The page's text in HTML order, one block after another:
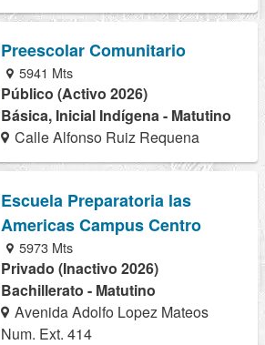
Preescolar Comunitario
5941 Mts
Público (Activo 2026)
Básica, Inicial Indígena - Matutino
Calle Alfonso Ruiz Requena
Escuela Preparatoria las
Americas Campus Centro
5973 Mts
Privado (Inactivo 2026)
Bachillerato - Matutino
Avenida Adolfo Lopez Mateos
Num. Ext. 414